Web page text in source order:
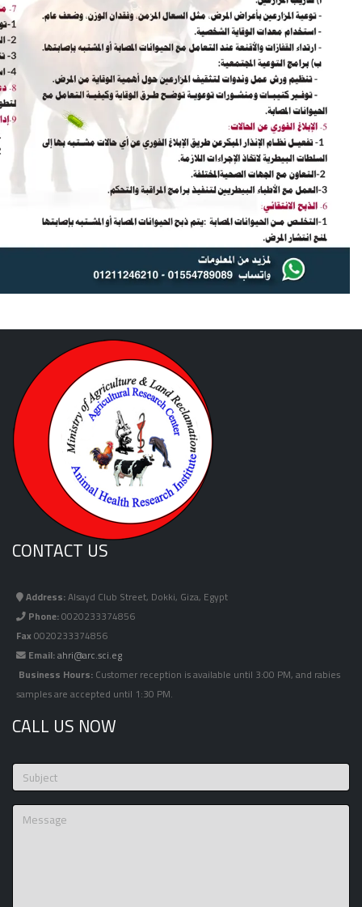
CONTACT US
Address:Alsayd Club Street, Dokki, Giza, Egypt
Phone:0020233374856
Fax0020233374856
Email:ahri@arc.sci.eg
Business Hours:Customer reception is available until 3:00 PM, and rabies
samples are accepted until 1:30 PM.
CALL US NOW